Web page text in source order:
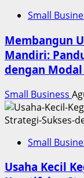
Small
Membangun
Mandiri:
dengan
Small Business
Small
Usaha Kecil